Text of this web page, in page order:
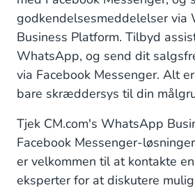
godkendelsesmeddelelser via
Business Platform. Tilbyd
WhatsApp, og send dit
via Facebook Messenger. Alt
bare skræddersys til din
Tjek CM.com's WhatsApp
Facebook Messenger-
er velkommen til at kontakte
eksperter for at diskutere